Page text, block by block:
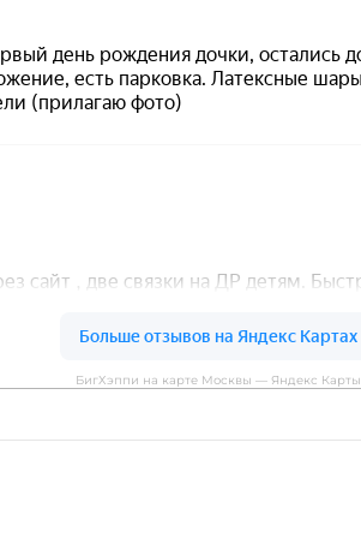
БигХэппи на карте Москвы — Яндекс Карты